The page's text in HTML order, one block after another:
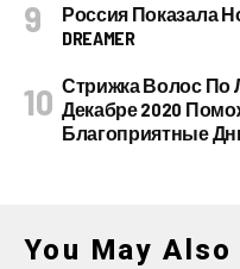
Россия Показала
DREAMER
Стрижка Волос По
Декабре 2020
Благоприятные
You May Also